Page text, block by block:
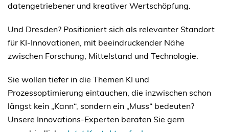
datengetriebener und kreativer Wertschöpfung.
Und Dresden? Positioniert sich als relevanter Standort
für KI-Innovationen, mit beeindruckender Nähe
zwischen Forschung, Mittelstand und Technologie.
Sie wollen tiefer in die Themen KI und
Prozessoptimierung eintauchen, die inzwischen schon
längst kein „Kann“, sondern ein „Muss“ bedeuten?
Unsere Innovations-Experten beraten Sie gern